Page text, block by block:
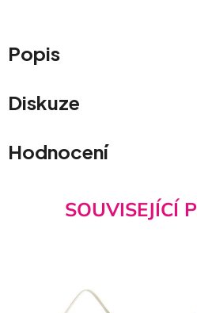
Popis
Diskuze
Hodnocení
SOUVISEJÍCÍ